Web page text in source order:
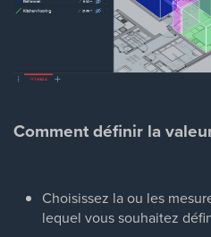
Comment définir la
Choisissez la ou les
lequel vous souhaitez